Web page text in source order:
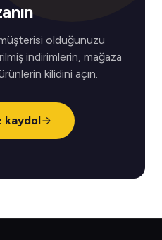
olduğunuzu
indirimlerin, mağaza
kilidini açın.
kaydol